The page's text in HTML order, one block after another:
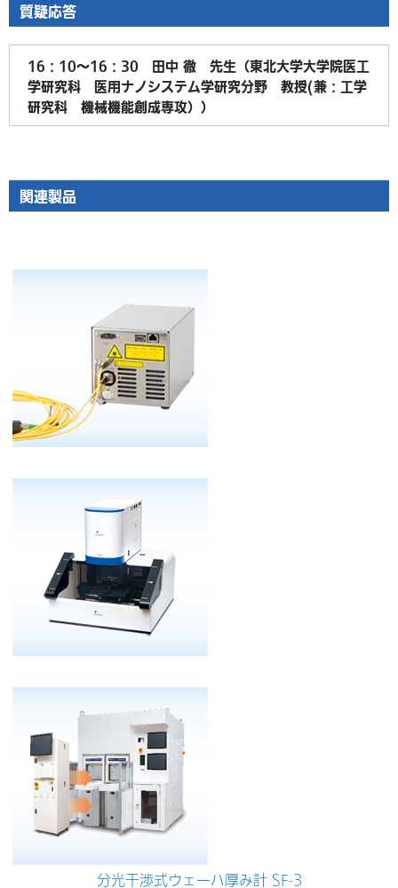
質疑応答
16：10～16：30 田中 徹 先生（東北大学大学院医工
学研究科 医用ナノシステム学研究分野 教授(兼：工学
研究科 機械機能創成専攻））
関連製品
分光干渉式ウェーハ厚み計 SF-3